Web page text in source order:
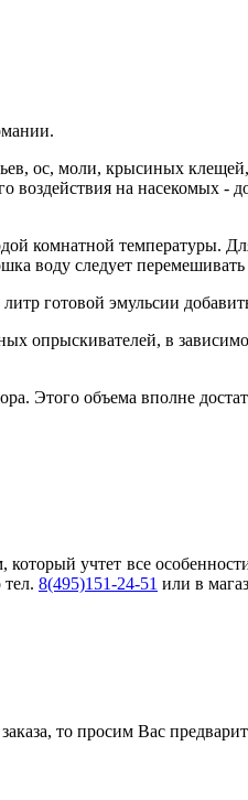
ос, моли, крысиных
воздействия на насекомых -
комнатной температуры.
воду следует
готовой эмульсии
в
Этого объема вполне
учтет все
8(495)151-24-51 или в
то просим Вас